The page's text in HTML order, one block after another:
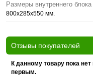
Размеры внутреннего
800x285x550 мм.
Отзывы покупателей
К данному товару пока
первым.